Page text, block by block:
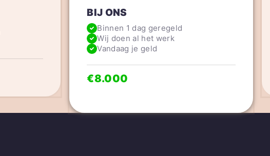
BIJ ONS
Binnen 1 dag geregeld
Wij doen al het werk
Vandaag je geld
€8.000